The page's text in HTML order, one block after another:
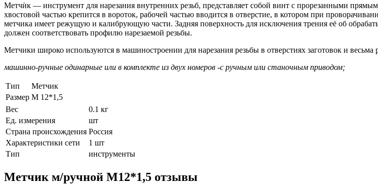
Метчѝк — инструмент для нарезания внутренних резьб, представляет собой винт с прорезанными
хвостовой частью крепится в вороток, рабочей частью вводится в отверстие, в котором при
метчика имеет режущую и калибрующую части. Задняя поверхность для исключения трения её об
должен соответствовать профилю нарезаемой резьбы.
Метчики широко используются в машиностроении для нарезания резьбы в отверстиях заготовок и
машинно-ручные одинарные или в комплекте из двух номеров -с ручным или станочным приводом;
Тип
Метчик
Размер М 12*1,5
Вес
0.1 кг
Ед. измерения
шт
Страна происхождения Россия
Характеристики сети
1 шт
Тип
инструменты
Метчик м/ручной М12*1,5 отзывы